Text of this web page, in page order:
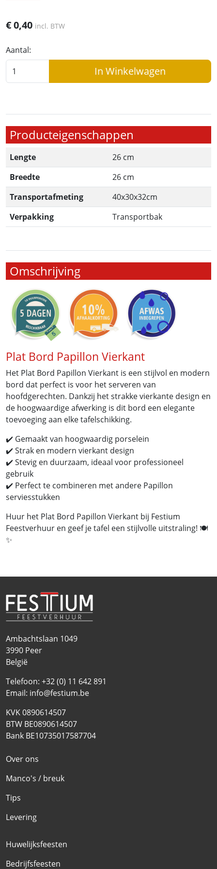
€0,40 incl. BTW
Aantal:
In Winkelwagen
Producteigenschappen
Lengte
26 cm
Breedte
26 cm
Transportafmeting
40x30x32cm
Verpakking
Transportbak
Omschrijving
Plat Bord Papillon Vierkant
Het Plat Bord Papillon Vierkant is een stijlvol en modern
bord dat perfect is voor het serveren van
hoofdgerechten. Dankzij het strakke vierkante design en
de hoogwaardige afwerking is dit bord een elegante
toevoeging aan elke tafelschikking.
✔️ Gemaakt van hoogwaardig porselein
✔️ Strak en modern vierkant design
✔️ Stevig en duurzaam, ideaal voor professioneel
gebruik
✔️ Perfect te combineren met andere Papillon
serviesstukken
Huur het Plat Bord Papillon Vierkant bij Festium
Feestverhuur en geef je tafel een stijlvolle uitstraling! 🍽️
✨
Ambachtslaan 1049
3990 Peer
België
Telefoon: +32 (0) 11 642 891
Email: info@festium.be
KVK 0890614507
BTW BE0890614507
Bank BE10735017587704
Over ons
Manco's / breuk
Tips
Levering
Huwelijksfeesten
Bedrijfsfeesten